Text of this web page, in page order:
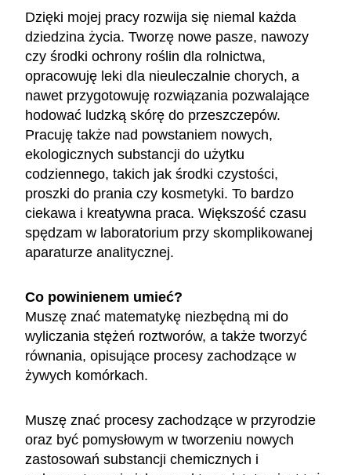
Dzięki mojej pracy rozwija się niemal każda
dziedzina życia. Tworzę nowe pasze, nawozy
czy środki ochrony roślin dla rolnictwa,
opracowuję leki dla nieuleczalnie chorych, a
nawet przygotowuję rozwiązania pozwalające
hodować ludzką skórę do przeszczepów.
Pracuję także nad powstaniem nowych,
ekologicznych substancji do użytku
codziennego, takich jak środki czystości,
proszki do prania czy kosmetyki. To bardzo
ciekawa i kreatywna praca. Większość czasu
spędzam w laboratorium przy skomplikowanej
aparaturze analitycznej.
Co powinienem umieć?
Muszę znać matematykę niezbędną mi do
wyliczania stężeń roztworów, a także tworzyć
równania, opisujące procesy zachodzące w
żywych komórkach.
Muszę znać procesy zachodzące w przyrodzie
oraz być pomysłowym w tworzeniu nowych
zastosowań substancji chemicznych i